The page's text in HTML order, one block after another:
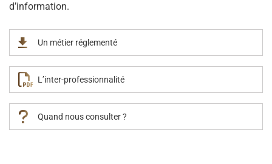
d’information.
Un métier réglementé
L’inter-professionnalité
Quand nous consulter ?